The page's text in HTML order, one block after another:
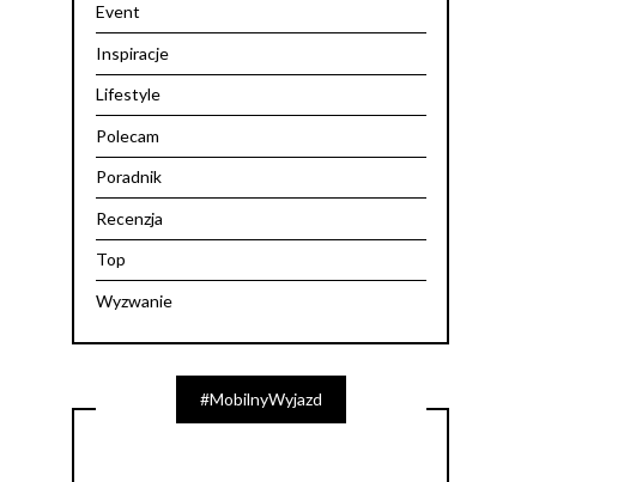
Event
Inspiracje
Lifestyle
Polecam
Poradnik
Recenzja
Top
Wyzwanie
#MobilnyWyjazd